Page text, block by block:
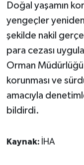
Doğal yaşamın
yengeçler yeniden
şekilde nakil
para cezası
Orman Müdürlüğü
korunması ve
amacıyla
bildirdi.
Kaynak: İHA